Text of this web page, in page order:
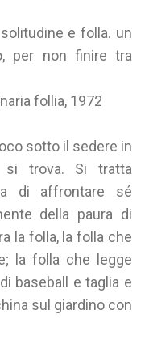
e folla. un
per non finire tra
follia, 1972
sotto il sedere in
trova. Si tratta
di affrontare sé
della paura di
la folla, la folla che
la folla che legge
baseball e taglia e
sul giardino con